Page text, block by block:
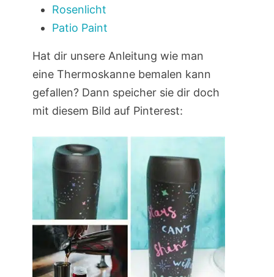
Rosenlicht
Patio Paint
Hat dir unsere Anleitung wie man
eine Thermoskanne bemalen kann
gefallen? Dann speicher sie dir doch
mit diesem Bild auf Pinterest: